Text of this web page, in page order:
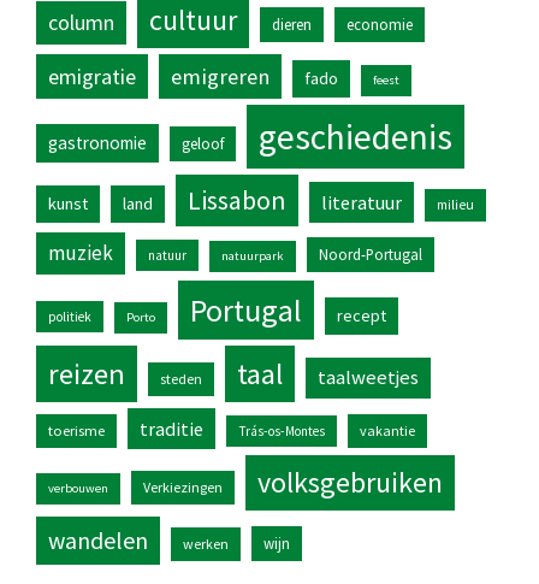
column cultuur dieren economie
emigratie emigreren fado feest
gastronomie geloof geschiedenis
kunst land Lissabon literatuur milieu
muziek natuur natuurpark Noord-Portugal
politiek Porto Portugal recept
reizen steden taal taalweetjes
toerisme traditie Trás-os-Montes vakantie
verbouwen Verkiezingen volksgebruiken
wandelen werken wijn